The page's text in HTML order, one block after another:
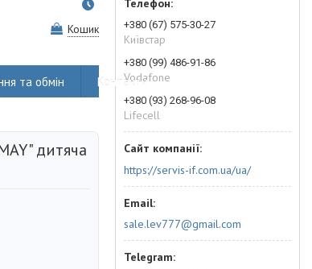
Кошик
та обмін Контакти
дитяча
+380 (67) 575-30-27
Київстар
+380 (99) 486-91-86
Vodafone
+380 (93) 268-96-08
Lifecell
https://servis-if.com.ua/ua/
sale.lev777@gmail.com